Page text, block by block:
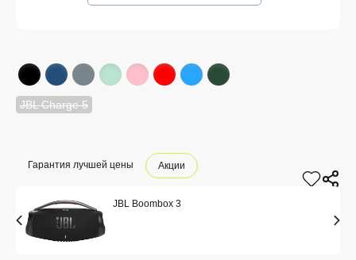
JBL Charge 5
Гарантия лучшей цены Акции
JBL Boombox 3